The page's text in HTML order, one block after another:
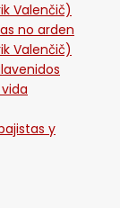
Valenčič)
no arden
Valenčič)
y